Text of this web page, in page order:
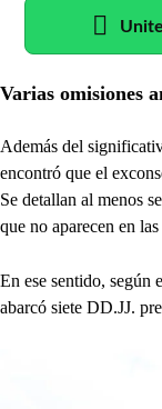
Varias omisiones
Además del
encontró que el
Se detallan al menos
que no aparecen en
En ese sentido, según
abarcó siete DD.JJ.